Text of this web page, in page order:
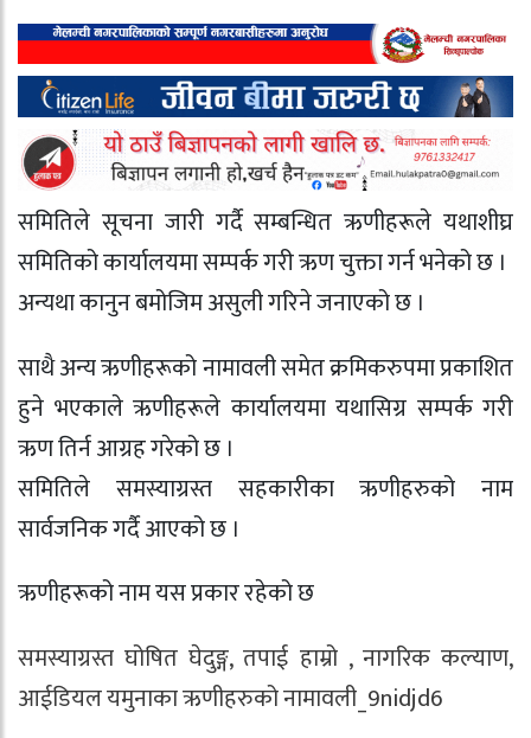
समितिले सूचना जारी गर्दै सम्बन्धित ऋणीहरूले यथाशीघ्र
समितिको कार्यालयमा सम्पर्क गरी ऋण चुक्ता गर्न भनेको छ ।
अन्यथा कानुन बमोजिम असुली गरिने जनाएको छ ।
साथै अन्य ऋणीहरूको नामावली समेत क्रमिकरुपमा प्रकाशित
हुने भएकाले ऋणीहरूले कार्यालयमा यथासिग्र सम्पर्क गरी
ऋण तिर्न आग्रह गरेको छ ।
समितिले समस्याग्रस्त सहकारीका ऋणीहरुको नाम
सार्वजनिक गर्दै आएको छ ।
ऋणीहरूको नाम यस प्रकार रहेको छ
समस्याग्रस्त घोषित घेदुङ्ग, तपाई हाम्रो , नागरिक कल्याण,
आईडियल यमुनाका ऋणीहरुको नामावली_9nidjd6